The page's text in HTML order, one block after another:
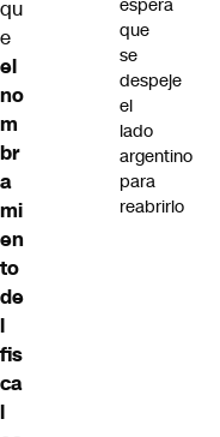
qu
e
el
no
m
br
a
mi
en
to
de
l
fis
ca
l
espera
que
se
despeje
el
lado
argentino
para
reabrirlo